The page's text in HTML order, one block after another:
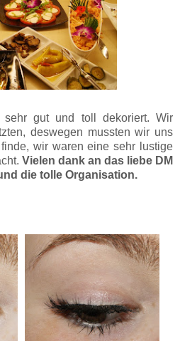
gut und toll dekoriert. Wir
deswegen mussten wir uns
wir waren eine sehr lustige
Vielen dank an das liebe DM
die tolle Organisation.